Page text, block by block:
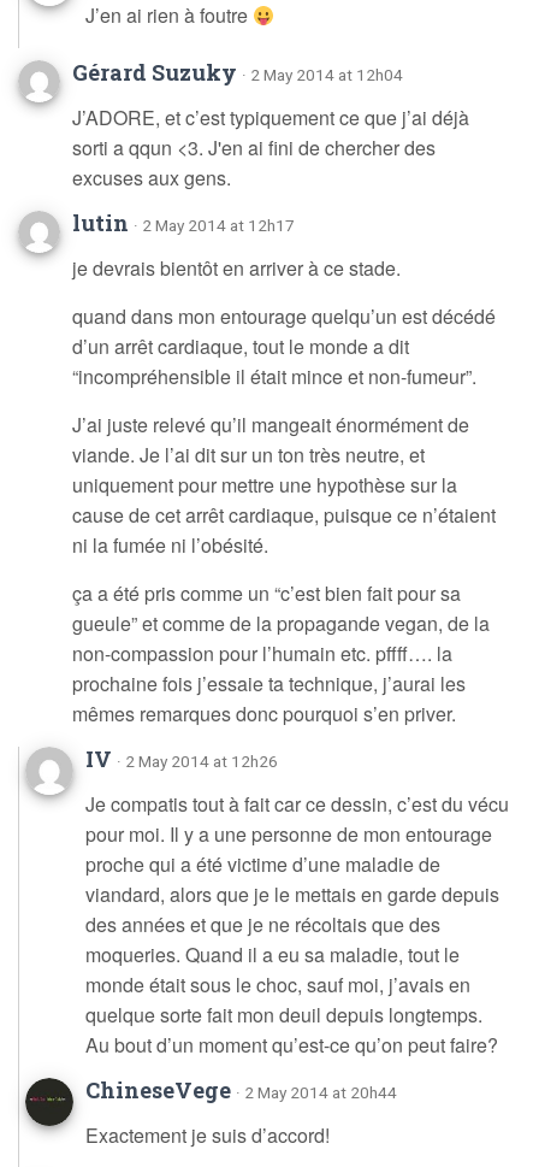
J’en ai rien à foutre
Gérard Suzuky · 2 May 2014 at 12h04
J’ADORE, et c’est typiquement ce que j’ai déjà
sorti a qqun <3. J'en ai fini de chercher des
excuses aux gens.
lutin · 2 May 2014 at 12h17
je devrais bientôt en arriver à ce stade.
quand dans mon entourage quelqu’un est décédé
d’un arrêt cardiaque, tout le monde a dit
“incompréhensible il était mince et non-fumeur”.
J’ai juste relevé qu’il mangeait énormément de
viande. Je l’ai dit sur un ton très neutre, et
uniquement pour mettre une hypothèse sur la
cause de cet arrêt cardiaque, puisque ce n’étaient
ni la fumée ni l’obésité.
ça a été pris comme un “c’est bien fait pour sa
gueule” et comme de la propagande vegan, de la
non-compassion pour l’humain etc. pffff…. la
prochaine fois j’essaie ta technique, j’aurai les
mêmes remarques donc pourquoi s’en priver.
IV · 2 May 2014 at 12h26
Je compatis tout à fait car ce dessin, c’est du vécu
pour moi. Il y a une personne de mon entourage
proche qui a été victime d’une maladie de
viandard, alors que je le mettais en garde depuis
des années et que je ne récoltais que des
moqueries. Quand il a eu sa maladie, tout le
monde était sous le choc, sauf moi, j’avais en
quelque sorte fait mon deuil depuis longtemps.
Au bout d’un moment qu’est-ce qu’on peut faire?
ChineseVege · 2 May 2014 at 20h44
Exactement je suis d’accord!